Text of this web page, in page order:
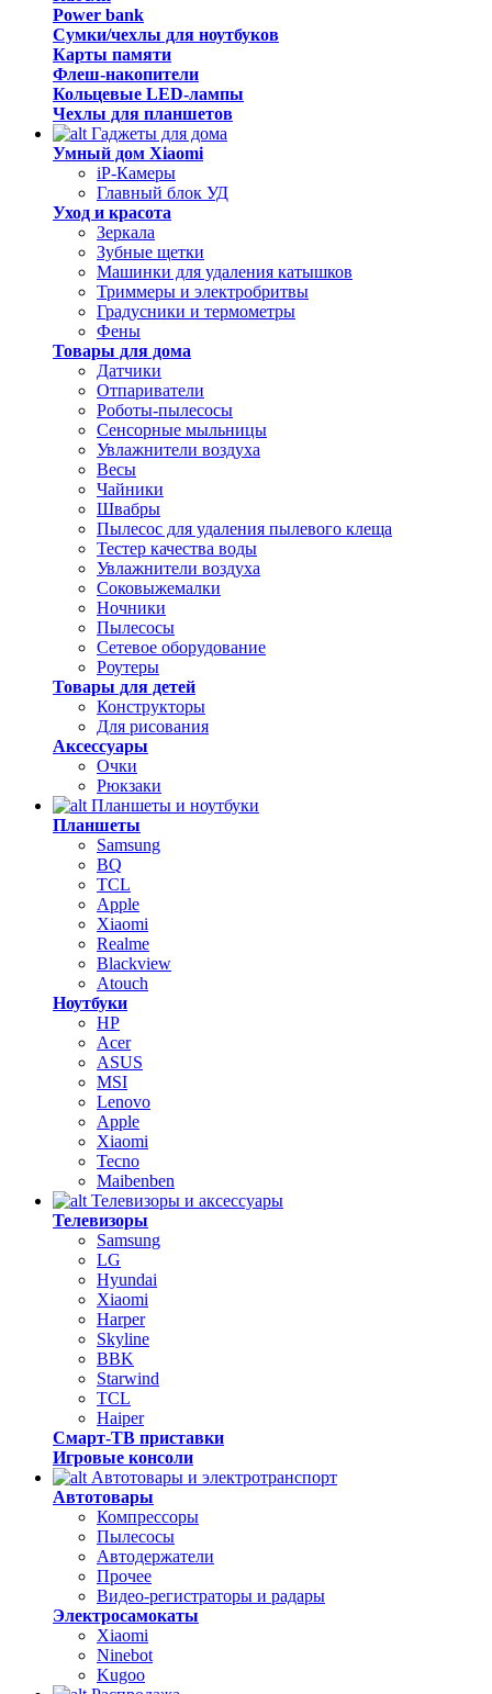
Power bank
Сумки/чехлы для ноутбуков
Карты памяти
Флеш-накопители
Кольцевые LED-лампы
Чехлы для планшетов
Гаджеты для дома
Умный дом Xiaomi
iP-Камеры
Главный блок УД
Уход и красота
Зеркала
Зубные щетки
Машинки для удаления катышков
Триммеры и электробритвы
Градусники и термометры
Фены
Товары для дома
Датчики
Отпариватели
Роботы-пылесосы
Сенсорные мыльницы
Увлажнители воздуха
Весы
Чайники
Швабры
Пылесос для удаления пылевого клеща
Тестер качества воды
Увлажнители воздуха
Соковыжемалки
Ночники
Пылесосы
Сетевое оборудование
Роутеры
Товары для детей
Конструкторы
Для рисования
Аксессуары
Очки
Рюкзаки
Планшеты и ноутбуки
Планшеты
Samsung
BQ
TCL
Apple
Xiaomi
Realme
Blackview
Atouch
Ноутбуки
HP
Acer
ASUS
MSI
Lenovo
Apple
Xiaomi
Tecno
Maibenben
Телевизоры и аксессуары
Телевизоры
Samsung
LG
Hyundai
Xiaomi
Harper
Skyline
BBK
Starwind
TCL
Haiper
Смарт-ТВ приставки
Игровые консоли
Автотовары и электротранспорт
Автотовары
Компрессоры
Пылесосы
Автодержатели
Прочее
Видео-регистраторы и радары
Электросамокаты
Xiaomi
Ninebot
Kugoo